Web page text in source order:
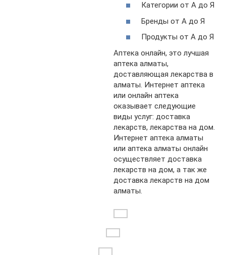
Категории от А до Я
Бренды от А до Я
Продукты от А до Я
Аптека онлайн, это лучшая
аптека алматы,
доставляющая лекарства в
алматы. Интернет аптека
или онлайн аптека
оказывает следующие
виды услуг: доставка
лекарств, лекарства на дом.
Интернет аптека алматы
или аптека алматы онлайн
осуществляет доставка
лекарств на дом, а так же
доставка лекарств на дом
алматы.